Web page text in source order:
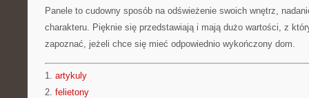
Panele to cudowny sposób na odświeżenie swoich wnętrz,
charakteru. Pięknie się przedstawiają i mają dużo wartości, z
zapoznać, jeżeli chce się mieć odpowiednio wykończony dom.
1. artykuly
2. felietony